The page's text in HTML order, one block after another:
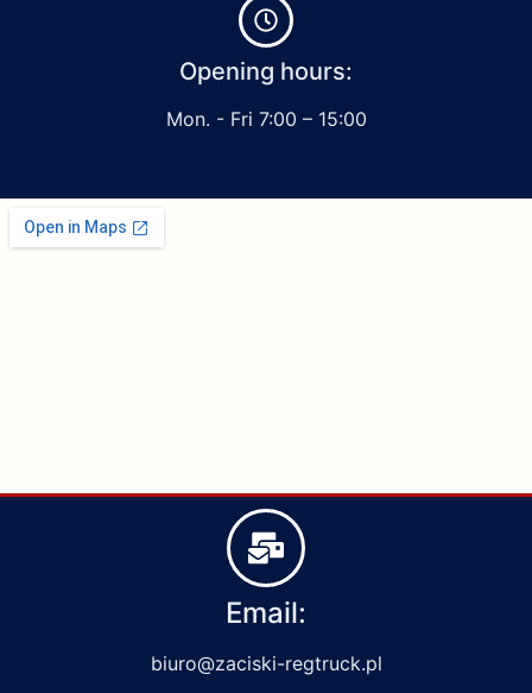
Opening hours:
Mon. - Fri 7:00 – 15:00
Email:
biuro@zaciski-regtruck.pl